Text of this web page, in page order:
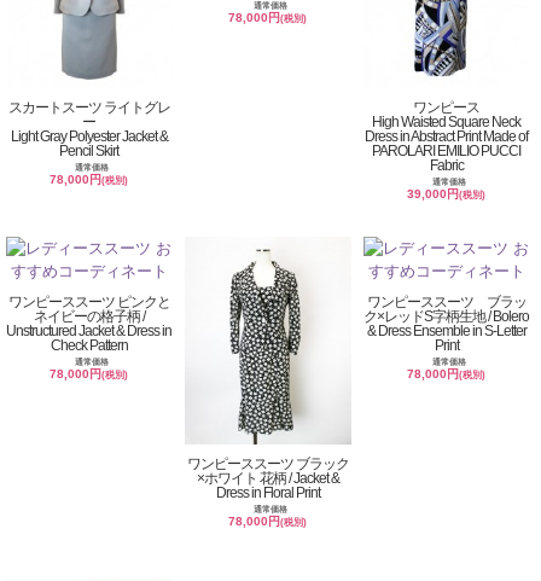
スカートスーツ ライトグレ
ー
Light Gray Polyester Jacket &
Pencil Skirt
通常価格
78,000円(税別)
通常価格
78,000円(税別)
ワンピース
High Waisted Square Neck
Dress in Abstract Print Made of
PAROLARI EMILIO PUCCI
Fabric
通常価格
39,000円(税別)
ワンピーススーツ ピンクと
ネイビーの格子柄 /
Unstructured Jacket & Dress in
Check Pattern
通常価格
78,000円(税別)
ワンピーススーツ ブラック
×ホワイト 花柄 / Jacket &
Dress in Floral Print
通常価格
78,000円(税別)
ワンピーススーツ ブラッ
ク×レッドS字柄生地 / Bolero
& Dress Ensemble in S-Letter
Print
通常価格
78,000円(税別)